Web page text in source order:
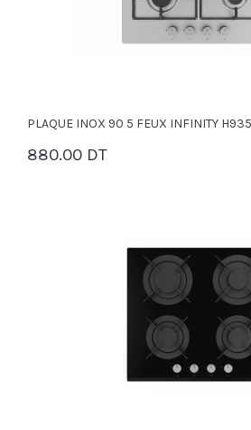
PLAQUE INOX 90 5 FEUX INFINITY
880.00 DT
PANIER